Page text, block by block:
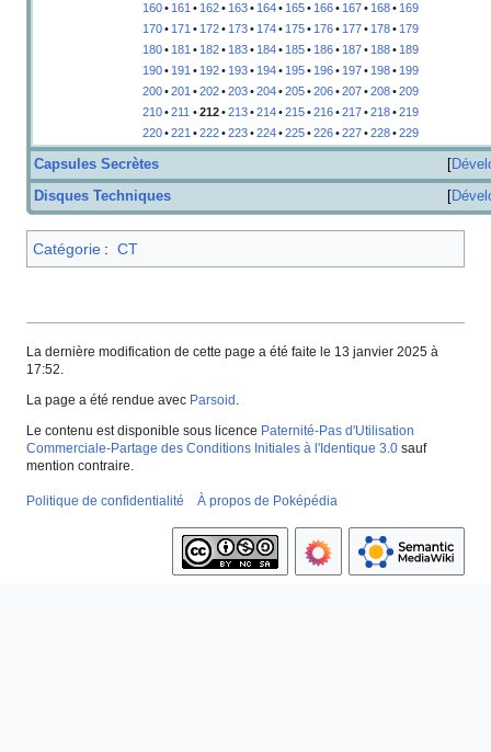
160• 161 • 162• 163• 164• 165• 166• 167• 168• 169
170• 171 • 172• 173• 174• 175• 176• 177• 178• 179
180• 181 • 182• 183• 184• 185• 186• 187• 188• 189
190• 191 • 192• 193• 194• 195• 196• 197• 198• 199
200•201 •202•203•204•205•206•207•208•209
210•211 •212•213•214•215•216•217•218•219
220•221 •222•223•224•225•226•227•228•229
Capsules Secrètes
Disques Techniques
Catégorie : CT
La dernière modification de cette page a été faite le 13 janvier 2025 à
17:52.
La page a été rendue avec Parsoid .
Le contenu est disponible sous licence Paternité-Pas d'Utilisation
Commerciale-Partage des Conditions Initiales à l'Identique 3.0 sauf
mention contraire.
Politique de confidentialité À propos de Poképédia